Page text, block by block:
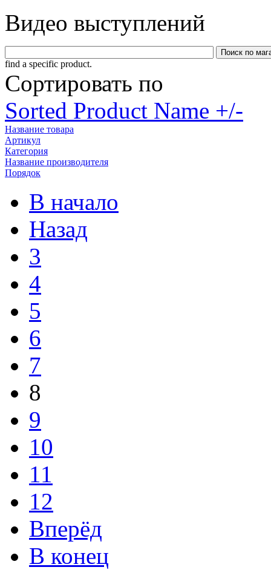
Видео выступлений
find a specific product.
Сортировать по
Sorted Product Name +/-
Название товара
Артикул
Категория
Название производителя
Порядок
В начало
Назад
3
4
5
6
7
8
9
10
11
12
Вперёд
В конец